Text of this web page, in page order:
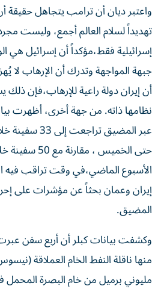
واعتبر ديان أن ترامب يتجاهل حقيقة
تهديداً لسلام العالم أجمع، وليست
إسرائيلية فقط،مؤكداً أن إسرائيل هي
جبهة المواجهة وتدرك أن الإرهاب لا
أن إيران دولة راعية للإرهاب،فإن ذلك
نظامها ذاته. من جهة أخرى، أظهرت
عبر المضيق
حتى الخميس ،
الأسبوع الماضي،​في وقت تراقب فيه
إيران وعمان بحثاً ‌عن مؤشرات على
المضيق.
وكشفت بيانات كبلر أن أربع سفن
منها ناقلة النفط الخام العملاقة
مليوني برميل من خام البصرة المحمل